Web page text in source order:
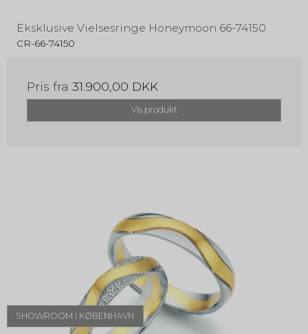
Eksklusive Vielsesringe Honeymoon 66-74150
CR-66-74150
Pris fra 31.900,00 DKK
Vis produkt
SHOWROOM I KØBENHAVN